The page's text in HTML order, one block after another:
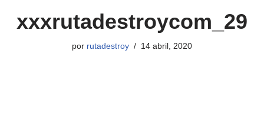
xxxrutadestroycom_29
por rutadestroy 14 abril, 2020